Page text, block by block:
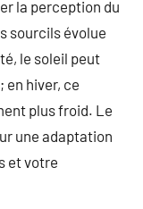
la perception du
sourcils évolue
le soleil peut
en hiver, ce
plus froid. Le
une adaptation
et votre